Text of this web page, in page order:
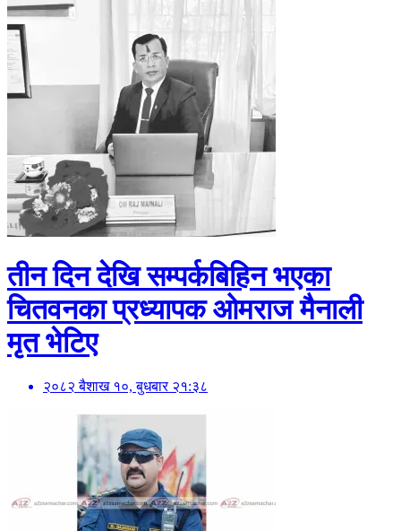
तीन दिन देखि सम्पर्कबिहिन भएका
चितवनका प्रध्यापक ओमराज मैनाली
मृत भेटिए
२०८२ बैशाख १०, बुधबार २१:३८